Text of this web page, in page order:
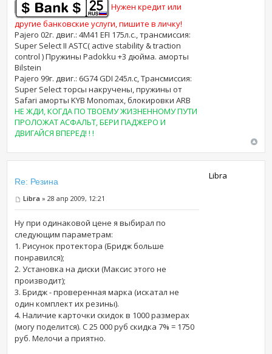
Нужен кредит или
другие банковские услуги, пишите в личку!
Pajero 02г. двиг.: 4M41 EFI 175л.с., трансмиссия:
Super Select II ASTC( active stability & traction
control ) Пружины Padokku +3 дюйма. аморты
Bilstein
Pajero 99г. двиг.: 6G74 GDI 245л.с, Трансмиссия:
Super Select торсы накручены, пружины от
Safari аморты KYB Monomax, блокировки ARB
НЕ ЖДИ, КОГДА ПО ТВОЕМУ ЖИЗНЕННОМУ ПУТИ
ПРОЛОЖАТ АСФАЛЬТ, БЕРИ ПАДЖЕРО И
ДВИГАЙСЯ ВПЕРЕД! ! !
Re: Резина
Libra » 28 апр 2009, 12:21
Ну при одинаковой цене я выбирал по
следующим параметрам:
1. Рисунок протектора (Бридж больше
понравился);
2. Установка на диски (Максис этого не
производит);
3. Бридж - проверенная марка (искатал не
один комплект их резины).
4. Наличие карточки скидок в 1000 размерах
(могу поделится). С 25 000 руб скидка 7% = 1750
руб. Мелочи а приятно.
Libra